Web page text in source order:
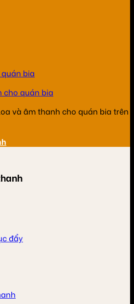
cho quán bia
và âm thanh cho quán bia trên
đẩy